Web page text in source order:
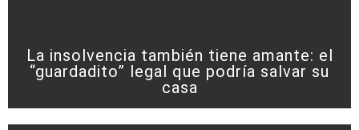
La insolvencia también tiene amante: el
“guardadito” legal que podría salvar su
casa